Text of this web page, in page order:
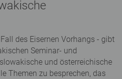
des Eisernen Vorhangs - gibt
Seminar- und
und österreichische
Themen zu besprechen, das